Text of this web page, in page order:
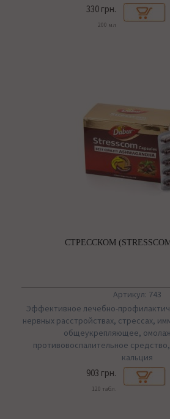
330 грн.
200 мл
СТРЕССКОМ
Артикул: 743
Эффективное лечебно-
нервных расстройствах, стрессах,
общеукрепляющее,
противовоспалительное
кальция
903 грн.
120 табл.